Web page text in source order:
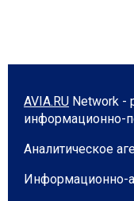
AVIA.RU Network -
информационно-
Аналитическое
Информационно-